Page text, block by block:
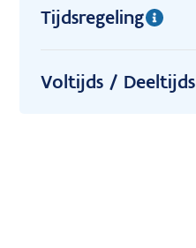
Tijdsregeling
Voltijds / Deeltijds